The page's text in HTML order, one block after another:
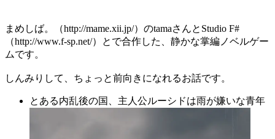
まめしば。（http://mame.xii.jp/）のtamaさんとStudio F#
（http://www.f-sp.net/）とで合作した、静かな掌編ノベルゲー
ムです。
しんみりして、ちょっと前向きになれるお話です。
とある内乱後の国、主人公ルーシドは雨が嫌いな青年